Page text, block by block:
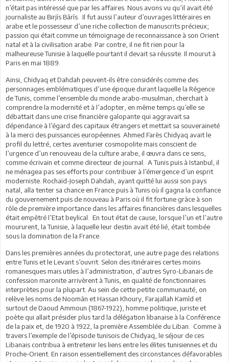
n’était pas intéressé que par les affaires. Nous avons vu qu’il avait été
journaliste au Birjîs Bârîs. Il fut aussi l’auteur d’ouvrages littéraires en
arabe et le possesseur d’une riche collection de manuscrits précieux;
passion qui était comme un témoignage de reconnaissance à son Orient
natal et à la civilisation arabe. Par contre, il ne fit rien pour la
malheureuse Tunisie à laquelle pourtant il devait sa réussite. Il mourut à
Paris en mai 1889.
Ainsi, Chidyaq et Dahdah peuvent-ils être considérés comme des
personnages emblématiques d’une époque durant laquelle la Régence
de Tunis, comme l’ensemble du monde arabo-musulman, cherchait à
comprendre la modernité et à l’adopter, en même temps qu’elle se
débattait dans une crise financière galopante qui aggravait sa
dépendance à l’égard des capitaux étrangers et mettait sa souveraineté
à la merci des puissances européennes. Ahmed Farès Chidyaq avait le
profil du lettré, certes aventurier cosmopolite mais conscient de
l’urgence d’un renouveau de la culture arabe, il œuvra dans ce sens,
comme écrivain et comme directeur de journal. A Tunis puis à Istanbul, il
ne ménagea pas ses efforts pour contribuer à l’émergence d’un esprit
moderniste. Rochaïd-Joseph Dahdah, ayant quitté lui aussi son pays
natal, alla tenter sa chance en France puis à Tunis où il gagna la confiance
du gouvernement puis de nouveau à Paris où il fit fortune grâce à son
rôle de première importance dans les affaires financières dans lesquelles
était empêtré l’Etat beylical. En tout état de cause, lorsque l’un et l’autre
moururent, la Tunisie, à laquelle leur destin avait été lié, était tombée
sous la domination de la France.
Dans les premières années du protectorat, une autre page des relations
entre Tunis et le Levant s’ouvrit. Selon des itinéraires certes moins
romanesques mais utiles à l’administration, d’autres Syro-Libanais de
confession maronite arrivèrent à Tunis, en qualité de fonctionnaires
interprètes pour la plupart. Au sein de cette petite communauté, on
relève les noms de Noomân et Hassan Khoury, Farajallah Kamîd et
surtout de Daoud Ammoun (1867-1922), homme politique, juriste et
poète qui allait présider plus tard la délégation libanaise à la Conférence
de la paix et, de 1920 à 1922, la première Assemblée du Liban. Comme à
travers l’exemple de l’épisode tunisois de Chidyaq, le séjour de ces
Libanais contribua à entretenir les liens entre les élites tunisiennes et du
Proche-Orient. En raison essentiellement des circonstances défavorables